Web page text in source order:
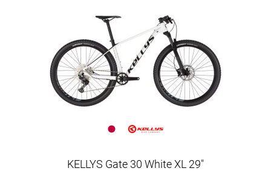
KELLYS Gate 30 White XL 29"